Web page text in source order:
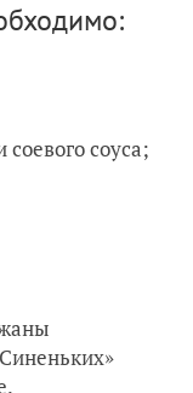
соуса;